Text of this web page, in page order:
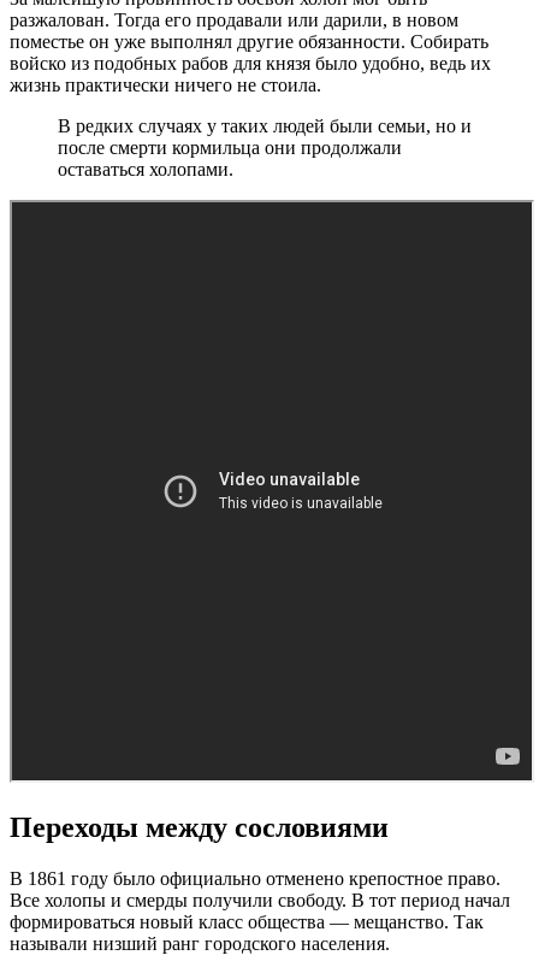
разжалован. Тогда его продавали или дарили, в новом
поместье он уже выполнял другие обязанности. Собирать
войско из подобных рабов для князя было удобно, ведь их
жизнь практически ничего не стоила.
В редких случаях у таких людей были семьи, но и
после смерти кормильца они продолжали
оставаться холопами.
Переходы между сословиями
В 1861 году было официально отменено крепостное право.
Все холопы и смерды получили свободу. В тот период начал
формироваться новый класс общества — мещанство. Так
называли низший ранг городского населения.